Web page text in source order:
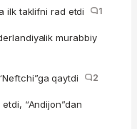
ilk taklifni rad etdi 1
murabbiy
qaytdi 2
“Andijon”dan